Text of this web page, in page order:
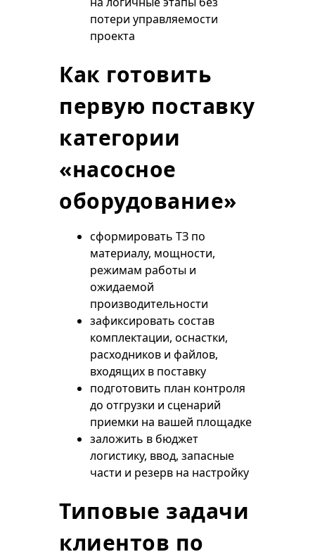
потери управляемости
проекта
Как готовить
первую поставку
категории
«насосное
оборудование»
сформировать ТЗ по
материалу, мощности,
режимам работы и
ожидаемой
производительности
зафиксировать состав
комплектации, оснастки,
расходников и файлов,
входящих в поставку
подготовить план контроля
до отгрузки и сценарий
приемки на вашей площадке
заложить в бюджет
логистику, ввод, запасные
части и резерв на настройку
Типовые задачи
клиентов по